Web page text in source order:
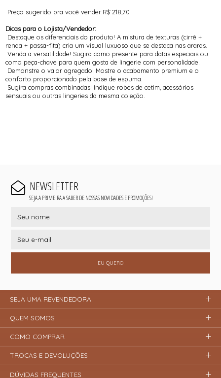
Preço sugerido pra você vender:R$ 218,70
Dicas para o Lojista/Vendedor:
Destaque os diferenciais do produto! A mistura de texturas (cirrê +
renda + passa-fita) cria um visual luxuoso que se destaca nas araras.
Venda a versatilidade! Sugira como presente para datas especiais ou
como peça-chave para quem gosta de lingerie com personalidade.
Demonstre o valor agregado! Mostre o acabamento premium e o
conforto proporcionado pela base de espuma.
Sugira compras combinadas! Indique robes de cetim, acessórios
sensuais ou outras lingeries da mesma coleção.
NEWSLETTER
SEJA A PRIMEIRA A SABER DE NOSSAS NOVIDADES E PROMOÇÕES!
EU QUERO
SEJA UMA REVENDEDORA
QUEM SOMOS
COMO COMPRAR
TROCAS E DEVOLUÇÕES
DÚVIDAS FREQUENTES